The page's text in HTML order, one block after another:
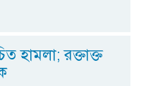
হামলা; রক্তাক্ত